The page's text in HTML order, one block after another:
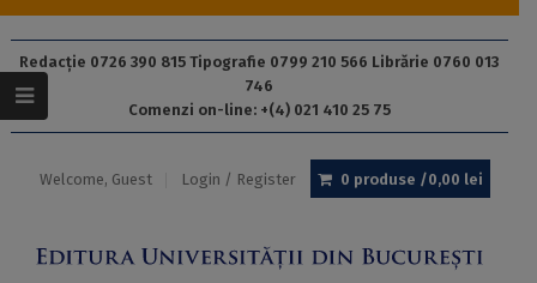
Redacție 0726 390 815 Tipografie 0799 210 566 Librărie 0760 013
746
Comenzi on-line: +(4) 021 410 25 75
Welcome, Guest Login / Register 0 produse /0,00 lei